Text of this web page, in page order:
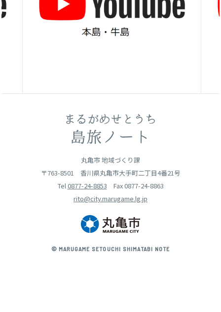
丸亀市 地域づくり課
〒763-8501
香川県丸亀市大手町二丁目4番21号
Tel0877-24-8853
Fax 0877-24-8863
rito@city.marugame.lg.jp
© MARUGAME SETOUCHI SHIMATABI NOTE